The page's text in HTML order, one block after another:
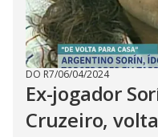
DO R7/06/04/2024
Ex-jogador
Cruzeiro,